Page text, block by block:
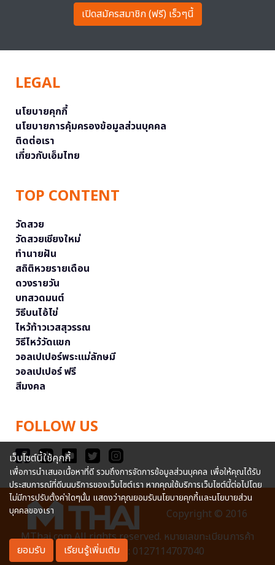
เปิดสมัครสมาชิก (ฟรี) เร็วๆนี้
LEGAL
นโยบายคุกกี้
นโยบายการคุ้มครองข้อมูลส่วนบุคคล
ติดต่อเรา
เกี่ยวกับเอ็มไทย
TOP CONTENT
วัดสวย
วัดสวยเชียงใหม่
ทำนายฝัน
สถิติหวยรายเดือน
ดวงรายวัน
บทสวดมนต์
วิธีบนไอ้ไข่
ไหว้ท้าวเวสสุวรรณ
วิธีไหว้วัดแขก
วอลเปเปอร์พระแม่ลักษมี
วอลเปเปอร์ ฟรี
สีมงคล
FOLLOW US
Copyright © 2016
MThai.com All rights reserved. หมายเลขทะเบียนการค้า
อิเล็กทรอนิกส์ : 0127114707040
เว็บไซต์นี้ใช้คุกกี้
เพื่อการนำเสนอเนื้อหาที่ดี รวมถึงการจัดการข้อมูลส่วนบุคคล เพื่อให้คุณได้รับ
ประสบการณ์ที่ดีบนบริการของเว็บไซต์เรา หากคุณใช้บริการเว็บไซต์นี้ต่อไปโดย
ไม่มีการปรับตั้งค่าใดๆนั้น แสดงว่าคุณยอมรับนโยบายคุกกี้และนโยบายส่วน
บุคคลของเรา
ยอมรับ เรียนรู้เพิ่มเติม